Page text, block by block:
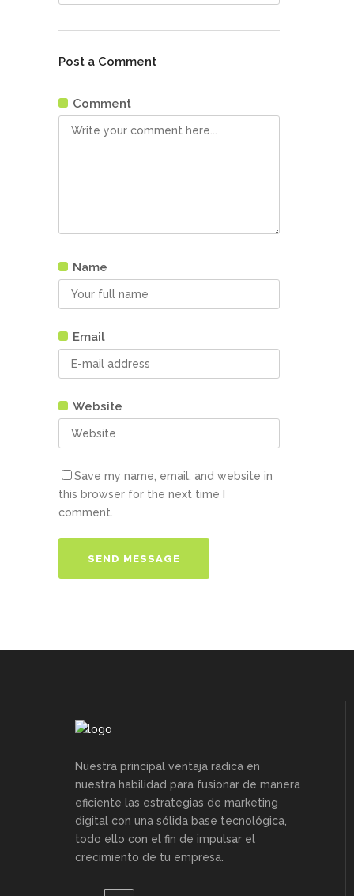
Post a Comment
Comment
Name
Email
Website
Save my name, email, and website in
this browser for the next time I
comment.
Nuestra principal ventaja radica en
nuestra habilidad para fusionar de manera
eficiente las estrategias de marketing
digital con una sólida base tecnológica,
todo ello con el fin de impulsar el
crecimiento de tu empresa.